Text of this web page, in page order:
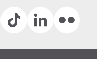
Tiktok
(link
em
LinkedIn
(link
em
(link
em